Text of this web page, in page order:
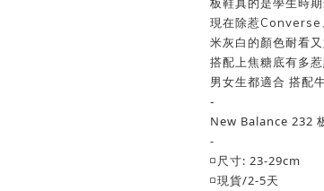
現在除惹Converse
米灰白的顏色耐看
搭配上焦糖底有多
男女生都適合 搭配
-
New Balance 232
-
◽️尺寸: 23-29cm
◽️現貨/2-5天